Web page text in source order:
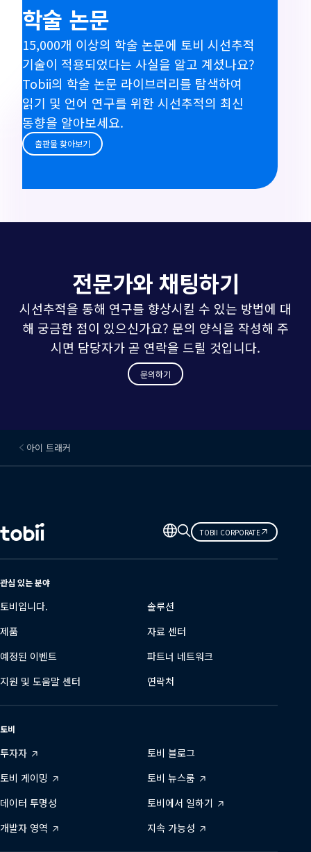
학술 논문
15,000개 이상의 학술 논문에 토비 시선추적
기술이 적용되었다는 사실을 알고 계셨나요?
Tobii의 학술 논문 라이브러리를 탐색하여
읽기 및 언어 연구를 위한 시선추적의 최신
동향을 알아보세요.
출판물 찾아보기
전문가와 채팅하기
시선추적을 통해 연구를 향상시킬 수 있는 방법에 대
해 궁금한 점이 있으신가요? 문의 양식을 작성해 주
시면 담당자가 곧 연락을 드릴 것입니다.
문의하기
아이 트래커
언
어
변
TOBII CORPORATE
관심 있는 분야
토비입니다.
솔루션
제품
자료 센터
예정된 이벤트
파트너 네트워크
지원 및 도움말 센터
연락처
토비
투자자
토비 블로그
토비 게이밍
토비 뉴스룸
데이터 투명성
토비에서 일하기
개발자 영역
지속 가능성